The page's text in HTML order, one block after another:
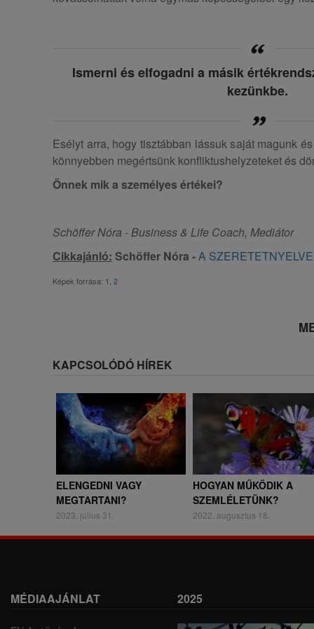
Ismerni és elfogadni a másik
kezünkbe.
Esélyt arra, hogy tisztábban lássuk saját magunk
könnyebben megértsünk konfliktushelyzeteket és
Önnek mik a személyes értékei?
Schöffer Nóra - Business & Life Coach, Mediátor
Cikkajánló: Schöffer Nóra -A
Képek forrása: 1 2
KAPCSOLÓDÓ HÍREK
ELENGEDNI VAGY
MEGTARTANI?
2023. július 31.
HOGYAN MŰKÖDIK A
SZEMLÉLETÜNK?
2022. augusztus 18.
MÉDIAAJÁNLAT 2025